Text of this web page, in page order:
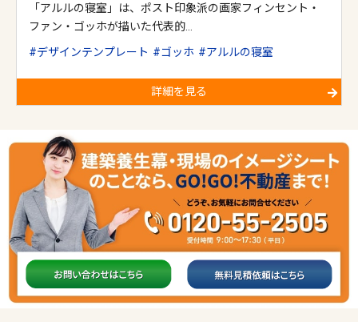
「アルルの寝室」は、ポスト印象派の画家フィンセント・
ファン・ゴッホが描いた代表的…
デザインテンプレート
ゴッホ アルルの寝室
詳細を見る